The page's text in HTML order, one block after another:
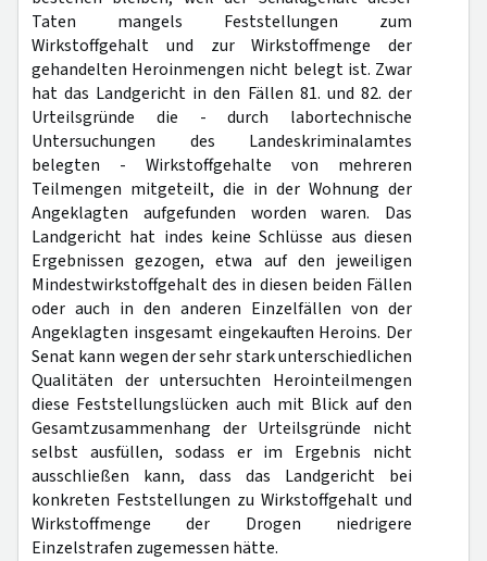
Taten mangels Feststellungen zum
Wirkstoffgehalt und zur Wirkstoffmenge der
gehandelten Heroinmengen nicht belegt ist. Zwar
hat das Landgericht in den Fällen 81. und 82. der
Urteilsgründe die - durch labortechnische
Untersuchungen des Landeskriminalamtes
belegten - Wirkstoffgehalte von mehreren
Teilmengen mitgeteilt, die in der Wohnung der
Angeklagten aufgefunden worden waren. Das
Landgericht hat indes keine Schlüsse aus diesen
Ergebnissen gezogen, etwa auf den jeweiligen
Mindestwirkstoffgehalt des in diesen beiden Fällen
oder auch in den anderen Einzelfällen von der
Angeklagten insgesamt eingekauften Heroins. Der
Senat kann wegen der sehr stark unterschiedlichen
Qualitäten der untersuchten Herointeilmengen
diese Feststellungslücken auch mit Blick auf den
Gesamtzusammenhang der Urteilsgründe nicht
selbst ausfüllen, sodass er im Ergebnis nicht
ausschließen kann, dass das Landgericht bei
konkreten Feststellungen zu Wirkstoffgehalt und
Wirkstoffmenge der Drogen niedrigere
Einzelstrafen zugemessen hätte.